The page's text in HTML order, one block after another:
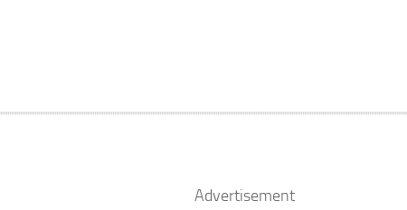
Advertisement